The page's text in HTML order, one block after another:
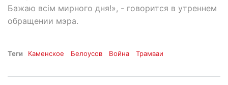
Бажаю всім мирного дня!», - говорится в утреннем
обращении мэра.
Теги Каменское Белоусов Война Трамваи